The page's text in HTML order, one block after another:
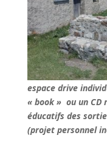
espace drive
« book » ou un CD
éducatifs des
(projet personnel